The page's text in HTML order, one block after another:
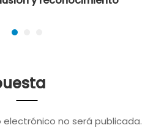
electrónico no será publicada.